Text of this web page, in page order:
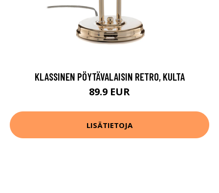
KLASSINEN PÖYTÄVALAISIN RETRO, KULTA
89.9 EUR
LISÄTIETOJA